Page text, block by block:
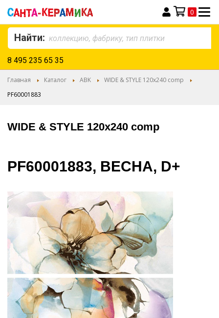
Моя корзина
0
Найти:
8 495 235 65 35
Главная Каталог ABK
WIDE & STYLE 120x240 comp
PF60001883
WIDE & STYLE 120x240 comp
PF60001883, ВЕСНА, D+